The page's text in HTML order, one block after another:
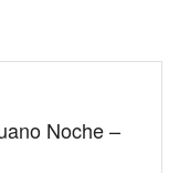
Noche –